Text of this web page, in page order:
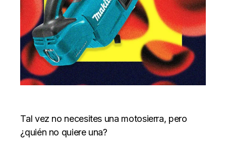
Tal vez no necesites una motosierra, pero
¿quién no quiere una?